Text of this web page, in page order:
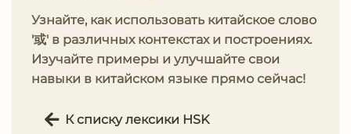
Узнайте, как использовать китайское слово
'或' в различных контекстах и построениях.
Изучайте примеры и улучшайте свои
навыки в китайском языке прямо сейчас!
К списку лексики HSK